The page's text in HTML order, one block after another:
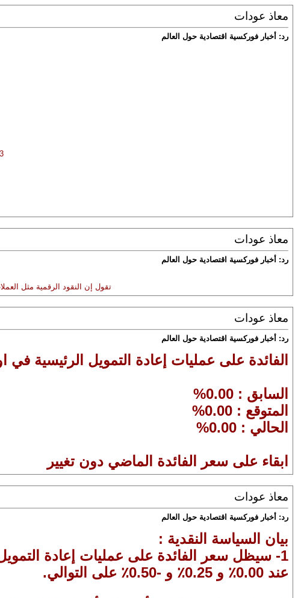
معاذ عودات
رد: أخبار فوركسية اقتصادية حول العالم
3- أسعار المستهلك الأساسي
معاذ عودات
رد: أخبار فوركسية اقتصادية حول العالم
تقول إن النقود الرقمية مثل
معاذ عودات
رد: أخبار فوركسية اقتصادية حول العالم
الفائدة على عمليات إعادة التمويل الرئيسية في
السابق : 0.00%
المتوقع : 0.00%
الحالي : 0.00%
ابقاء على سعر الفائدة الماضي دون تغيير
معاذ عودات
رد: أخبار فوركسية اقتصادية حول العالم
بيان السياسة النقدية :
1- سيظل سعر الفائدة على عمليات إعادة
عند 0.00٪ و 0.25٪ و -0.50٪ على التوالي.